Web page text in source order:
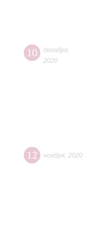
10 декабря
2020
12 ноября 2020